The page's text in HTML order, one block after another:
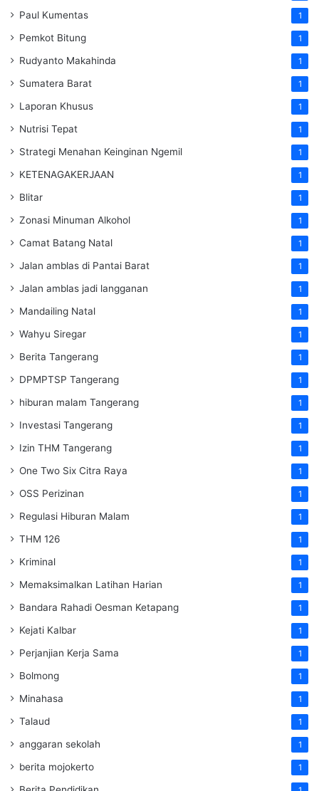
Paul Kumentas 1
Pemkot Bitung 1
Rudyanto Makahinda 1
Sumatera Barat 1
Laporan Khusus 1
Nutrisi Tepat 1
Strategi Menahan Keinginan Ngemil 1
KETENAGAKERJAAN 1
Blitar 1
Zonasi Minuman Alkohol 1
Camat Batang Natal 1
Jalan amblas di Pantai Barat 1
Jalan amblas jadi langganan 1
Mandailing Natal 1
Wahyu Siregar 1
Berita Tangerang 1
DPMPTSP Tangerang 1
hiburan malam Tangerang 1
Investasi Tangerang 1
Izin THM Tangerang 1
One Two Six Citra Raya 1
OSS Perizinan 1
Regulasi Hiburan Malam 1
THM 126 1
Kriminal 1
Memaksimalkan Latihan Harian 1
Bandara Rahadi Oesman Ketapang 1
Kejati Kalbar 1
Perjanjian Kerja Sama 1
Bolmong 1
Minahasa 1
Talaud 1
anggaran sekolah 1
berita mojokerto 1